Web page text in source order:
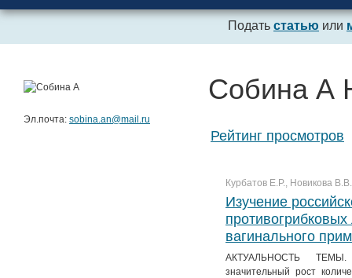
Подать статью или
Собина А
Рейтинг просмотров
Курбатов Е.Р., Новикова
Изучение
вагинального
АКТУАЛЬНОСТЬ ТЕМЫ.
значительный рост
Эл.почта: sobina.an@mail.ru